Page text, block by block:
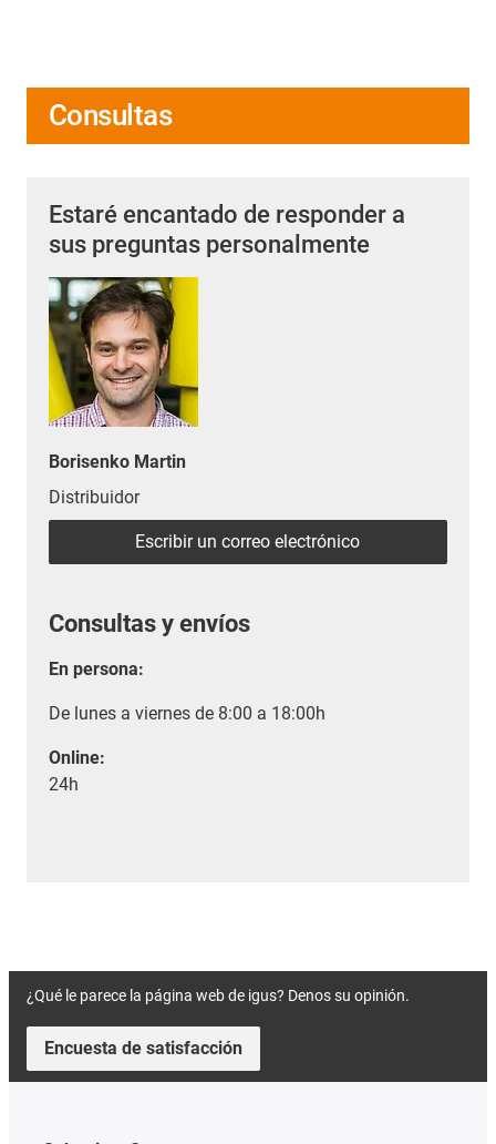
Consultas
Estaré encantado de responder a
sus preguntas personalmente
Borisenko Martin
Distribuidor
Escribir un correo electrónico
Consultas y envíos
En persona:
De lunes a viernes de 8:00 a 18:00h
Online:
24h
¿Qué le parece la página web de igus? Denos su opinión.
Encuesta de satisfacción